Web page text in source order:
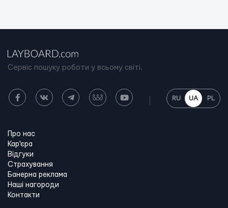
Сервіс пошуку роботи у всьому світі.
RU UA PL
Про нас
Кар'єра
Відгуки
Страхування
Банерна реклама
Наші нагороди
Контакти